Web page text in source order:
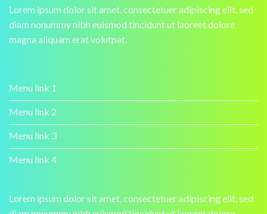
Lorem ipsum dolor sit amet, consectetuer adipiscing elit, sed
diam nonummy nibh euismod tincidunt ut laoreet dolore
magna aliquam erat volutpat.
Menu link 1
Menu link 2
Menu link 3
Menu link 4
Lorem ipsum dolor sit amet, consectetuer adipiscing elit, sed